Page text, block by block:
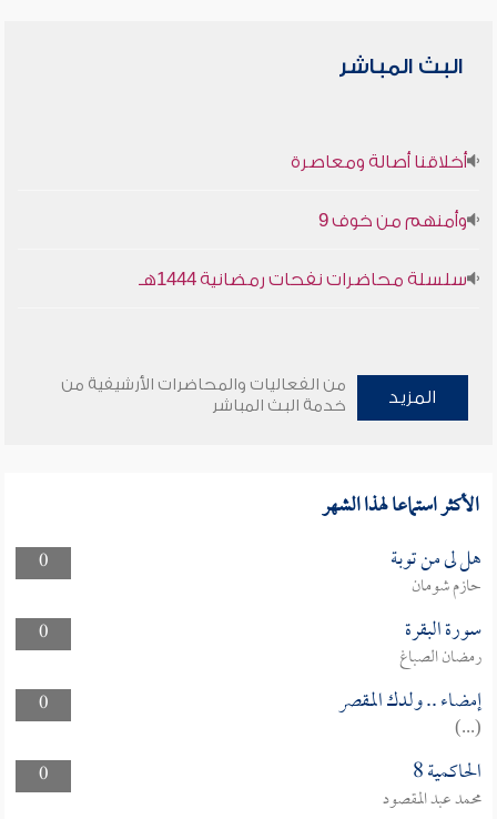
البث المباشر
أخلاقنا أصالة ومعاصرة
وأمنهم من خوف 9
سلسلة محاضرات نفحات رمضانية 1444هـ
المزيد
من الفعاليات والمحاضرات الأرشيفية من
خدمة البث المباشر
الأكثر استماعا لهذا الشهر
0 هل لى من توبة
حازم شومان
0
سورة البقرة
رمضان الصباغ
0
إمضاء .. ولدك المقصر
(...)
0
الحاكمية 8
محمد عبد المقصود